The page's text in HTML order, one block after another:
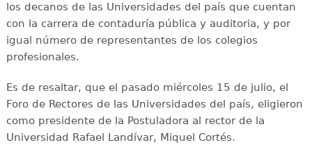
los decanos de las Universidades del país que cuentan
con la carrera de contaduría pública y auditoria, y por
igual número de representantes de los colegios
profesionales.
Es de resaltar, que el pasado miércoles 15 de julio, el
Foro de Rectores de las Universidades del país, eligieron
como presidente de la Postuladora al rector de la
Universidad Rafael Landívar, Miquel Cortés.